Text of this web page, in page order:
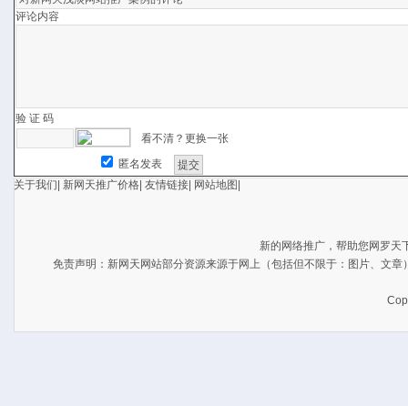
评论内容
验 证 码
看不清？更换一张
匿名发表
新的网络推广，帮助您网罗
免责声明：新网天网站部分资源来源于网上（包括但不限于：图片、文
关于我们 新网天推广价格 友情链接 网站地图